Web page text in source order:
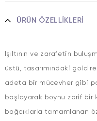
ÜRÜN ÖZELLIKLERI
Işıltının ve zarafetin
üstü, tasarımındaki gold
adeta bir mücevher gibi
başlayarak boynu zarif bir
bağcıklarla tamamlanan